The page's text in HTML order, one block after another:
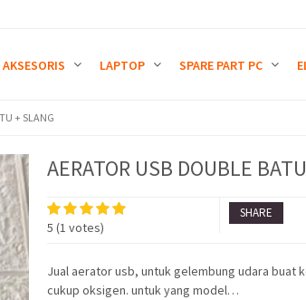
AKSESORIS LAPTOP SPARE PART PC
+ SLANG
AERATOR USB DOUBLE
5 (1 votes)
SHARE
Jual aerator usb, untuk gelembung udara buat
cukup oksigen. untuk yang model…